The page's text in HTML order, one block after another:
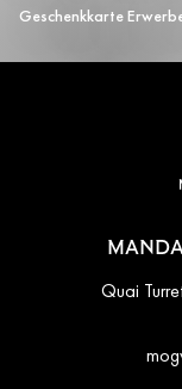
Geschenkkarte
Quai